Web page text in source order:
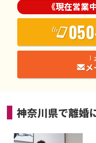
《現在営業
メ
神奈川県で離婚